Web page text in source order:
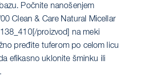
Počnite nanošenjem
Clean & Care Natural Micellar
proizvod] na meki
pređite tuferom po celom licu
efikasno uklonite šminku ili